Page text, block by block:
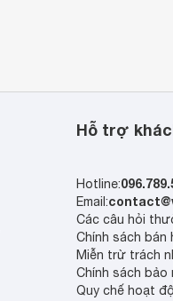
Hỗ trợ
Hotline:
Email:
Các câu hỏi
Chính sách bán
Miễn trừ trách
Chính sách bảo
Quy chế hoạt